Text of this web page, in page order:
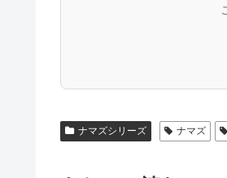
ナマズシリーズ ナマズ